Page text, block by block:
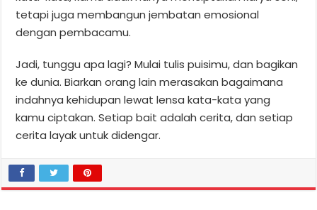
tetapi juga membangun jembatan emosional
dengan pembacamu.
Jadi, tunggu apa lagi? Mulai tulis puisimu, dan bagikan
ke dunia. Biarkan orang lain merasakan bagaimana
indahnya kehidupan lewat lensa kata-kata yang
kamu ciptakan. Setiap bait adalah cerita, dan setiap
cerita layak untuk didengar.